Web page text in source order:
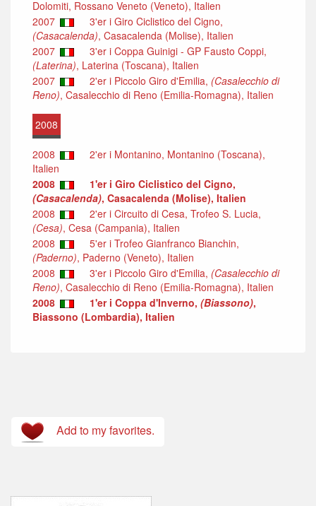
Dolomiti, Rossano Veneto (Veneto), Italien
2007
3'er i Giro Ciclistico del Cigno,
(Casacalenda), Casacalenda (Molise), Italien
2007
3'er i Coppa Guinigi - GP Fausto Coppi,
(Laterina), Laterina (Toscana), Italien
2007
2'er i Piccolo Giro d'Emilia, (Casalecchio di
Reno), Casalecchio di Reno (Emilia-Romagna), Italien
2008
2008
2'er i Montanino, Montanino (Toscana),
Italien
2008
1'er i Giro Ciclistico del Cigno,
(Casacalenda), Casacalenda (Molise), Italien
2008
2'er i Circuito di Cesa, Trofeo S. Lucia,
(Cesa), Cesa (Campania), Italien
2008
5'er i Trofeo Gianfranco Bianchin,
(Paderno), Paderno (Veneto), Italien
2008
3'er i Piccolo Giro d'Emilia, (Casalecchio di
Reno), Casalecchio di Reno (Emilia-Romagna), Italien
2008
1'er i Coppa d'Inverno, (Biassono),
Biassono (Lombardia), Italien
Add to my favorites.